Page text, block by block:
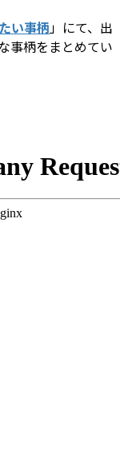
い事柄」にて、出
事柄をまとめてい